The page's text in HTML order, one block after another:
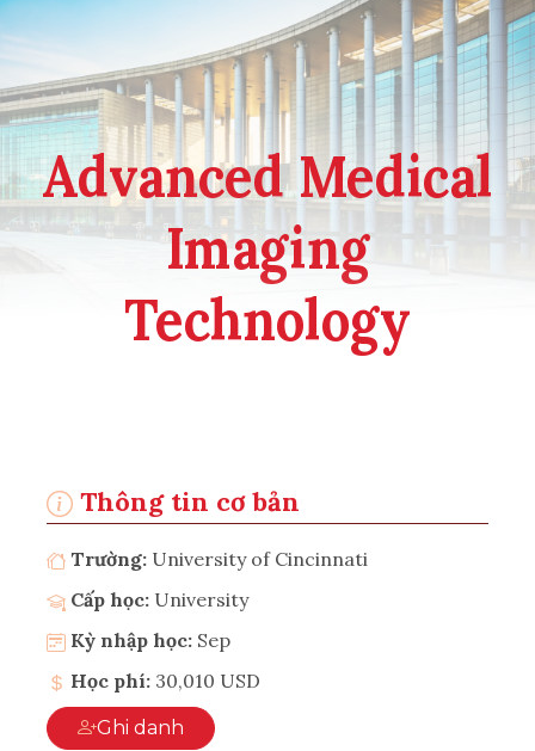
Advanced Medical
Imaging
Technology
Thông tin cơ bản
Trường: University of Cincinnati
Cấp học: University
Kỳ nhập học: Sep
Học phí: 30,010 USD
Ghi danh